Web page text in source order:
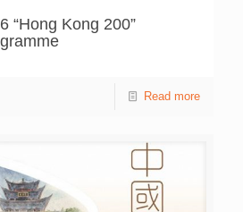
溫度和密度，才有機會發生。 為抓
變」可利用強大磁場，將溫度高達數
特定空間內，引發核聚變並持續輸出
的先進核聚變大科學裝置。他預計，
化和產業發展部主任、人工智慧戰略
AI CITY」（人工智慧城市）的走
、大數據、人工智慧和區塊鏈一應俱
演化，中國開展智慧城市建設的城市
“Hong Kong 200”
Read more